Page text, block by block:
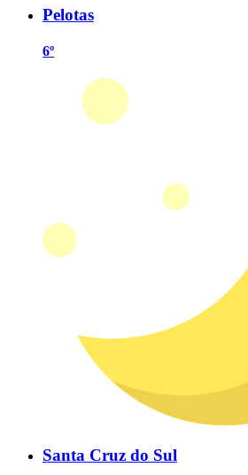
Pelotas
6º
Santa Cruz do Sul